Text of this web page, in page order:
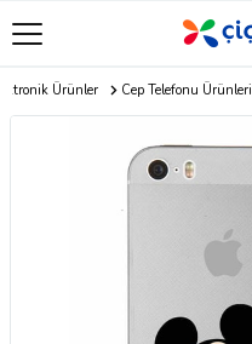
Ürünler Cep Telefonu Ürünleri